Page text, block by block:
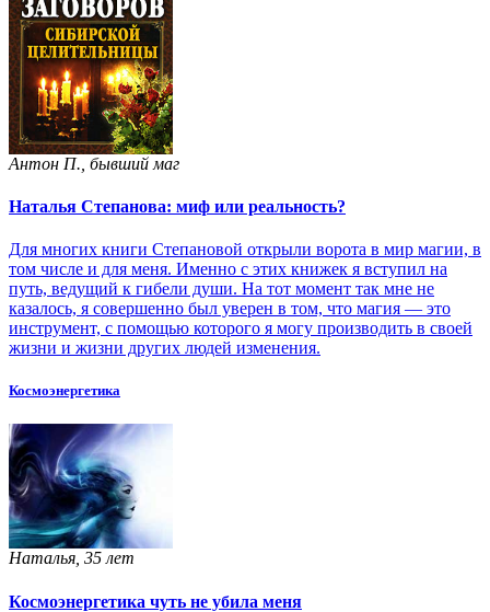
Антон П., бывший маг
Наталья Степанова: миф или реальность?
Для многих книги Степановой открыли ворота в мир магии, в
том числе и для меня. Именно с этих книжек я вступил на
путь, ведущий к гибели души. На тот момент так мне не
казалось, я совершенно был уверен в том, что магия — это
инструмент, с помощью которого я могу производить в своей
жизни и жизни других людей изменения.
Космоэнергетика
Наталья, 35 лет
Космоэнергетика чуть не убила меня